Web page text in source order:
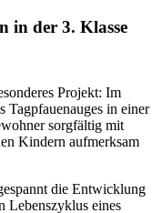
in der 3. Klasse
Projekt: Im
Tagpfauenauges in einer
sorgfältig mit
Kindern aufmerksam
die Entwicklung
Lebenszyklus eines